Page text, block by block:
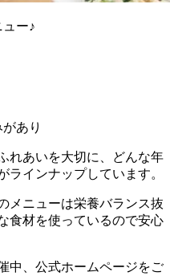
ー♪
あり
れあいを大切に、どんな年
ラインナップしています。
メニューは栄養バランス抜
食材を使っているので安心
中、公式ホームページをご